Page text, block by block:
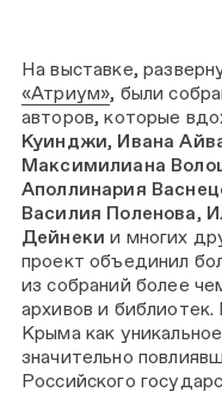
На выставке,
«Атриум», были
авторов, которые
Куинджи, Ивана
Максимилиана
Аполлинария
Василия Поленова,
Дейнеки и многих
проект объединил
из собраний более
архивов и библиотек.
Крыма как
значительно
Российского